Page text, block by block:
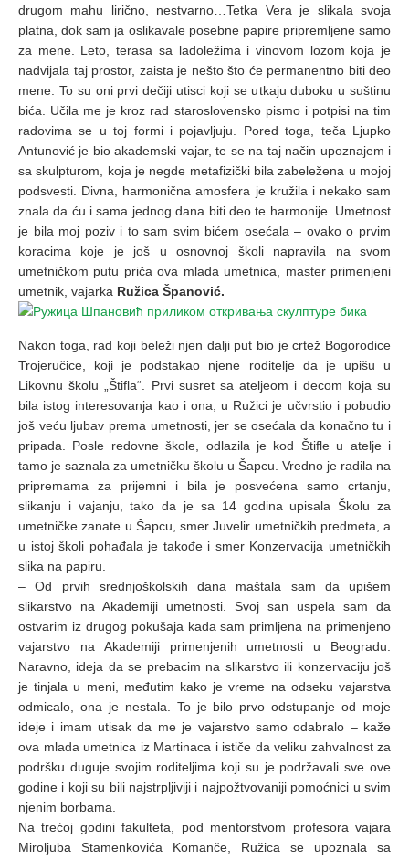
drugom mahu lirično, nestvarno…Tetka Vera je slikala svoja
platna, dok sam ja oslikavale posebne papire pripremljene samo
za mene. Leto, terasa sa ladoležima i vinovom lozom koja je
nadvijala taj prostor, zaista je nešto što će permanentno biti deo
mene. To su oni prvi dečiji utisci koji se utkaju duboku u suštinu
bića. Učila me je kroz rad staroslovensko pismo i potpisi na tim
radovima se u toj formi i pojavljuju. Pored toga, teča Ljupko
Antunović je bio akademski vajar, te se na taj način upoznajem i
sa skulpturom, koja je negde metafizički bila zabeležena u mojoj
podsvesti. Divna, harmonična amosfera je kružila i nekako sam
znala da ću i sama jednog dana biti deo te harmonije. Umetnost
je bila moj poziv i to sam svim bićem osećala – ovako o prvim
koracima koje je još u osnovnoj školi napravila na svom
umetničkom putu priča ova mlada umetnica, master primenjeni
umetnik, vajarka Ružica Španović.
Nakon toga, rad koji beleži njen dalji put bio je crtež Bogorodice
Trojeručice, koji je podstakao njene roditelje da je upišu u
Likovnu školu „Štifla“. Prvi susret sa ateljeom i decom koja su
bila istog interesovanja kao i ona, u Ružici je učvrstio i pobudio
još veću ljubav prema umetnosti, jer se osećala da konačno tu i
pripada. Posle redovne škole, odlazila je kod Štifle u atelje i
tamo je saznala za umetničku školu u Šapcu. Vredno je radila na
pripremama za prijemni i bila je posvećena samo crtanju,
slikanju i vajanju, tako da je sa 14 godina upisala Školu za
umetničke zanate u Šapcu, smer Juvelir umetničkih predmeta, a
u istoj školi pohađala je takođe i smer Konzervacija umetničkih
slika na papiru.
– Od prvih srednjoškolskih dana maštala sam da upišem
slikarstvo na Akademiji umetnosti. Svoj san uspela sam da
ostvarim iz drugog pokušaja kada sam primljena na primenjeno
vajarstvo na Akademiji primenjenih umetnosti u Beogradu.
Naravno, ideja da se prebacim na slikarstvo ili konzervaciju još
je tinjala u meni, međutim kako je vreme na odseku vajarstva
odmicalo, ona je nestala. To je bilo prvo odstupanje od moje
ideje i imam utisak da me je vajarstvo samo odabralo – kaže
ova mlada umetnica iz Martinaca i ističe da veliku zahvalnost za
podršku duguje svojim roditeljima koji su je podržavali sve ove
godine i koji su bili najstrpljiviji i najpožtvovaniji pomoćnici u svim
njenim borbama.
Na trećoj godini fakulteta, pod mentorstvom profesora vajara
Miroljuba Stamenkovića Komanče, Ružica se upoznala sa